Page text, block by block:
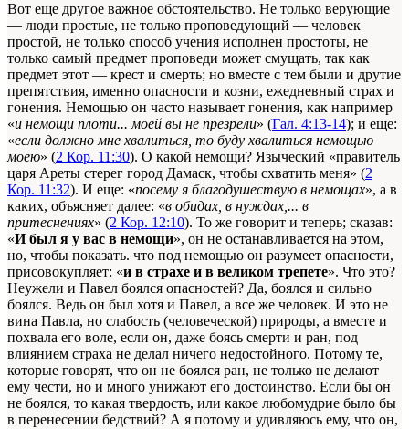
Вот еще другое важное обстоятельство. Не только верующие
— люди простые, не только проповедующий — человек
простой, не только способ учения исполнен простоты, не
только самый предмет проповеди может смущать, так как
предмет этот — крест и смерть; но вместе с тем были и друтие
препятствия, именно опасности и козни, ежедневный страх и
гонения. Немощью он часто называет гонения, как например
«и немощи плоти... моей вы не презрели» (Гал. 4:13-14); и еще:
«если должно мне хвалиться, то буду хвалиться немощью
моею» (2 Кор. 11:30). О какой немощи? Языческий «правитель
царя Ареты стерег город Дамаск, чтобы схватить меня» (2
Кор. 11:32). И еще: «посему я благодушествую в немощах», а в
каких, объясняет далее: «в обидах, в нуждах,... в
притеснениях» (2 Кор. 12:10). То же говорит и теперь; сказав:
«И был я у вас в немощи», он не останавливается на этом,
но, чтобы показать. что под немощью он разумеет опасности,
присовокупляет: «и в страхе и в великом трепете». Что это?
Неужели и Павел боялся опасностей? Да, боялся и сильно
боялся. Ведь он был хотя и Павел, а все же человек. И это не
вина Павла, но слабость (человеческой) природы, а вместе и
похвала его воле, если он, даже боясь смерти и ран, под
влиянием страха не делал ничего недостойного. Потому те,
которые говорят, что он не боялся ран, не только не делают
ему чести, но и много унижают его достоинство. Если бы он
не боялся, то какая твердость, или какое любомудрие было бы
в перенесении бедствий? А я потому и удивляюсь ему, что он,